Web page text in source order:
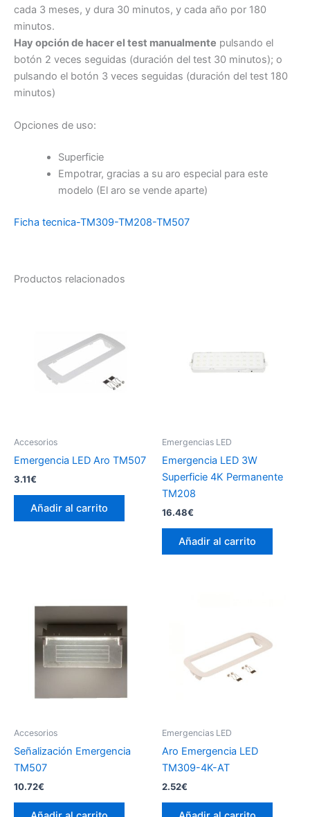
cada 3 meses, y dura 30 minutos, y cada año por 180
minutos.
Hay opción de hacer el test manualmente pulsando el
botón 2 veces seguidas (duración del test 30 minutos); o
pulsando el botón 3 veces seguidas (duración del test 180
minutos)
Opciones de uso:
Superficie
Empotrar, gracias a su aro especial para este
modelo (El aro se vende aparte)
Ficha tecnica-TM309-TM208-TM507
Productos relacionados
Accesorios
Emergencia LED Aro TM507
3.11€
Añadir al carrito
Emergencias LED
Emergencia LED 3W
Superficie 4K Permanente
TM208
16.48€
Añadir al carrito
Accesorios
Señalización Emergencia
TM507
10.72€
Emergencias LED
Aro Emergencia LED
TM309-4K-AT
2.52€